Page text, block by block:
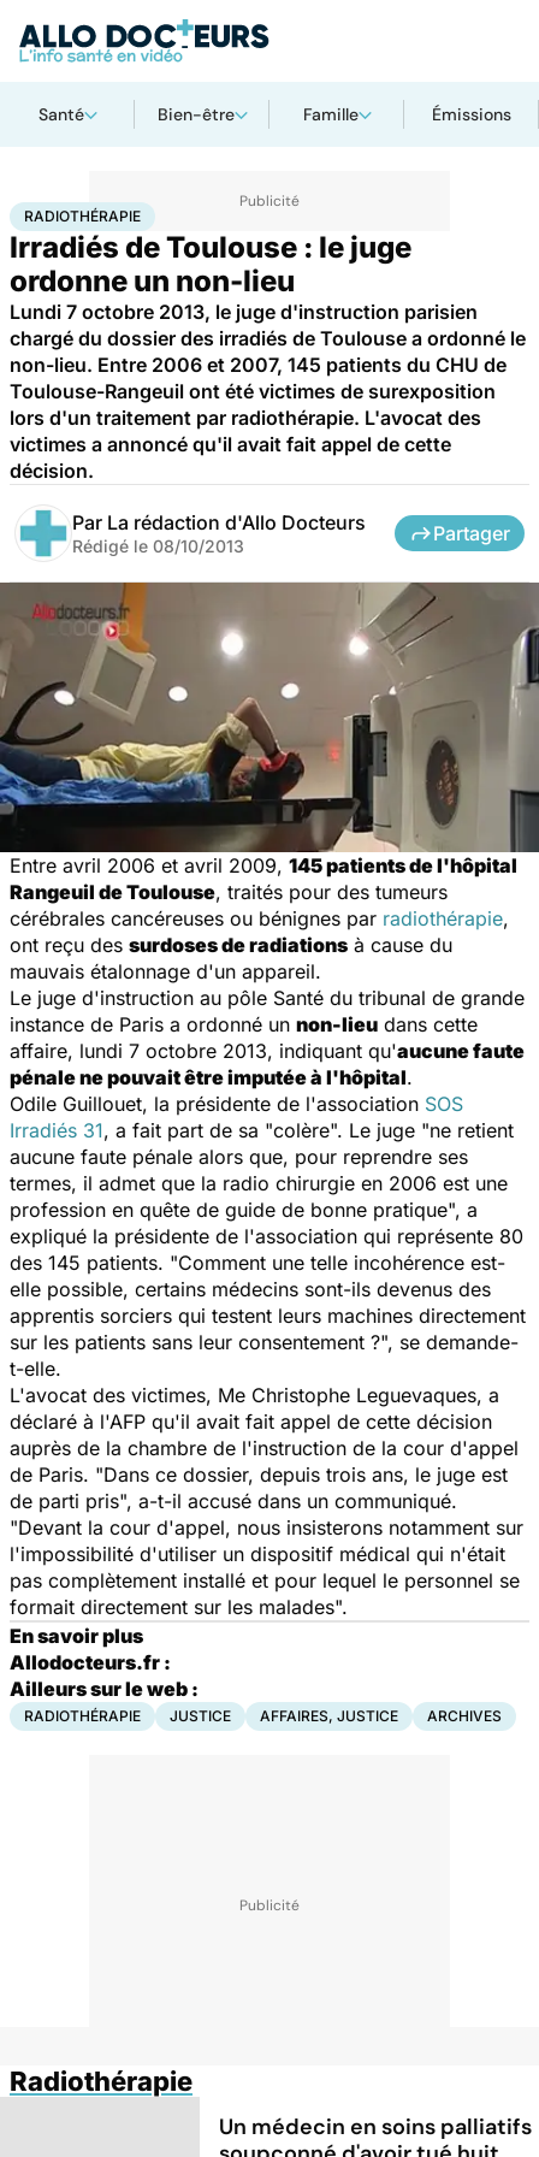
Santé Bien-être Famille Émissions
AccueilSantéSociété Radiothérapie
RADIOTHÉRAPIE
Irradiés de Toulouse : le juge
ordonne un non-lieu
Lundi 7 octobre 2013, le juge d'instruction parisien
chargé du dossier des irradiés de Toulouse a ordonné le
non-lieu. Entre 2006 et 2007, 145 patients du CHU de
Toulouse-Rangeuil ont été victimes de surexposition
lors d'un traitement par radiothérapie. L'avocat des
victimes a annoncé qu'il avait fait appel de cette
décision.
Par La rédaction d'Allo Docteurs
Rédigé le 08/10/2013
Partager
Entre avril 2006 et avril 2009, 145 patients de l'hôpital
Rangeuil de Toulouse, traités pour des tumeurs
cérébrales cancéreuses ou bénignes par radiothérapie,
ont reçu des surdoses de radiations à cause du
mauvais étalonnage d'un appareil.
Le juge d'instruction au pôle Santé du tribunal de grande
instance de Paris a ordonné un non-lieu dans cette
affaire, lundi 7 octobre 2013, indiquant qu'aucune faute
pénale ne pouvait être imputée à l'hôpital.
Odile Guillouet, la présidente de l'association SOS
Irradiés 31, a fait part de sa "colère". Le juge "ne retient
aucune faute pénale alors que, pour reprendre ses
termes, il admet que la radio chirurgie en 2006 est une
profession en quête de guide de bonne pratique", a
expliqué la présidente de l'association qui représente 80
des 145 patients. "Comment une telle incohérence est-
elle possible, certains médecins sont-ils devenus des
apprentis sorciers qui testent leurs machines directement
sur les patients sans leur consentement ?", se demande-
t-elle.
L'avocat des victimes, Me Christophe Leguevaques, a
déclaré à l'AFP qu'il avait fait appel de cette décision
auprès de la chambre de l'instruction de la cour d'appel
de Paris. "Dans ce dossier, depuis trois ans, le juge est
de parti pris", a-t-il accusé dans un communiqué.
"Devant la cour d'appel, nous insisterons notamment sur
l'impossibilité d'utiliser un dispositif médical qui n'était
pas complètement installé et pour lequel le personnel se
formait directement sur les malades".
En savoir plus
Allodocteurs.fr :
Ailleurs sur le web :
RADIOTHÉRAPIE JUSTICE AFFAIRES, JUSTICE ARCHIVES
Radiothérapie
Un médecin en soins palliatifs